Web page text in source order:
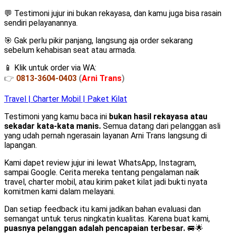
💬 Testimoni jujur ini bukan rekayasa, dan kamu juga bisa rasain
sendiri pelayanannya.
🎯 Gak perlu pikir panjang, langsung aja order sekarang
sebelum kehabisan seat atau armada.
📱 Klik untuk order via WA:
👉 0813-3604-0403 (Arni Trans)
Travel | Charter Mobil | Paket Kilat
Testimoni yang kamu baca ini bukan hasil rekayasa atau
sekadar kata-kata manis. Semua datang dari pelanggan asli
yang udah pernah ngerasain layanan Arni Trans langsung di
lapangan.
Kami dapet review jujur ini lewat WhatsApp, Instagram,
sampai Google. Cerita mereka tentang pengalaman naik
travel, charter mobil, atau kirim paket kilat jadi bukti nyata
komitmen kami dalam melayani.
Dan setiap feedback itu kami jadikan bahan evaluasi dan
semangat untuk terus ningkatin kualitas. Karena buat kami,
puasnya pelanggan adalah pencapaian terbesar. 🚐🌟